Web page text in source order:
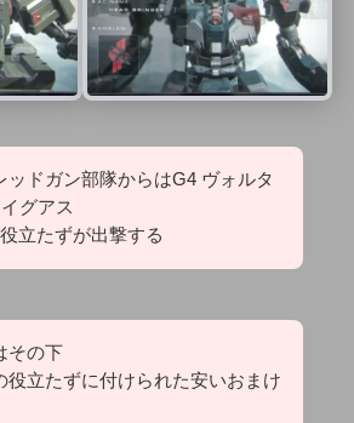
ッドガン部隊からはG4 ヴォルタ
グアス
立たずが出撃する
その下
役立たずに付けられた安いおまけ